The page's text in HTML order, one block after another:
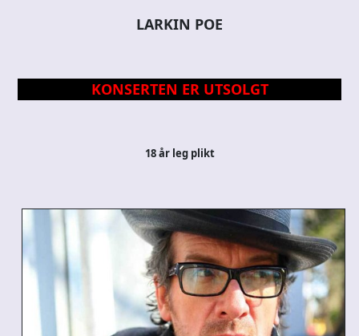
LARKIN POE
KONSERTEN ER UTSOLGT
18 år leg plikt